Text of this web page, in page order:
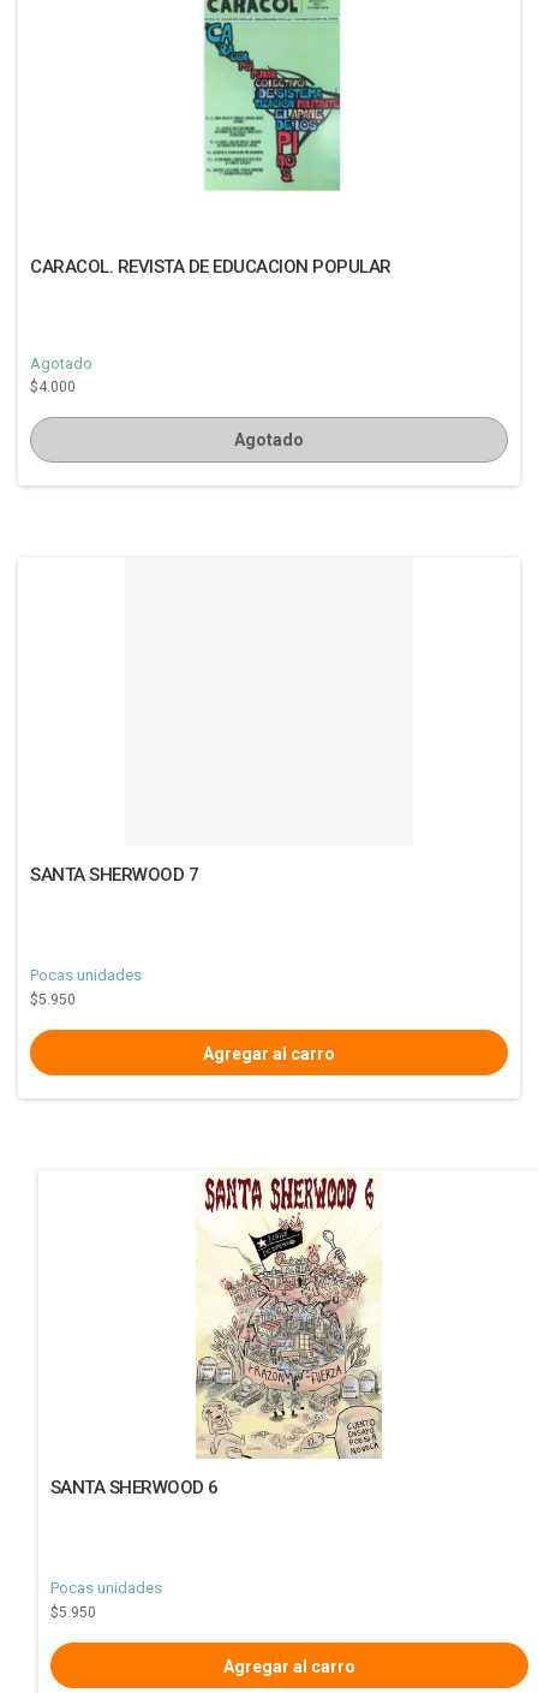
CARACOL. REVISTA DE EDUCACION POPULAR
Agotado
$4.000
Agotado
SANTA SHERWOOD 7
Pocas unidades
$5.950
SANTA SHERWOOD 6
Pocas unidades
$5.950